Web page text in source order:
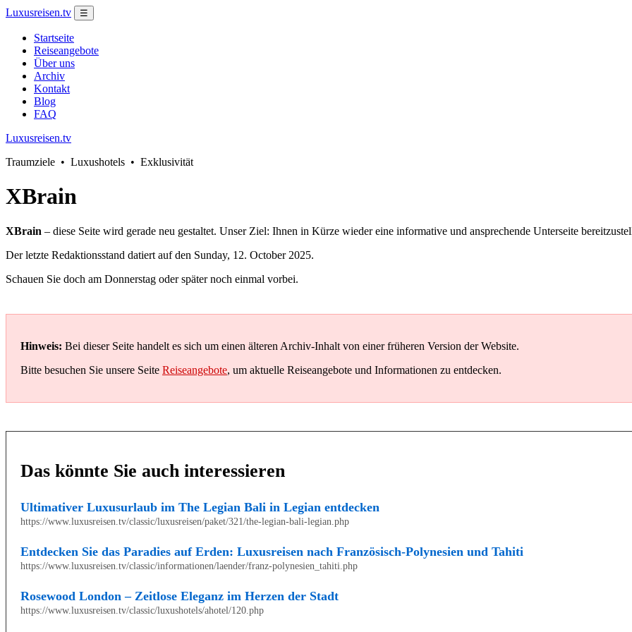
Luxusreisen.tv ☰
Startseite
Reiseangebote
Über uns
Archiv
Kontakt
Blog
FAQ
Luxusreisen.tv
Traumziele • Luxushotels • Exklusivität
XBrain
XBrain – diese Seite wird gerade neu gestaltet. Unser Ziel: Ihnen in Kürze wieder eine informative und ansprechende Unterseite
Der letzte Redaktionsstand datiert auf den Sunday, 12. October 2025.
Schauen Sie doch am Donnerstag oder später noch einmal vorbei.
Hinweis: Bei dieser Seite handelt es sich um einen älteren Archiv-Inhalt von einer früheren Version der Website.
Bitte besuchen Sie unsere Seite Reiseangebote, um aktuelle Reiseangebote und Informationen zu entdecken.
Das könnte Sie auch interessieren
Ultimativer Luxusurlaub im The Legian Bali in Legian entdecken
https://www.luxusreisen.tv/classic/luxusreisen/paket/321/the-legian-bali-legian.php
Entdecken Sie das Paradies auf Erden: Luxusreisen nach Französisch-Polynesien und Tahiti
https://www.luxusreisen.tv/classic/informationen/laender/franz-polynesien_tahiti.php
Rosewood London – Zeitlose Eleganz im Herzen der Stadt
https://www.luxusreisen.tv/classic/luxushotels/ahotel/120.php